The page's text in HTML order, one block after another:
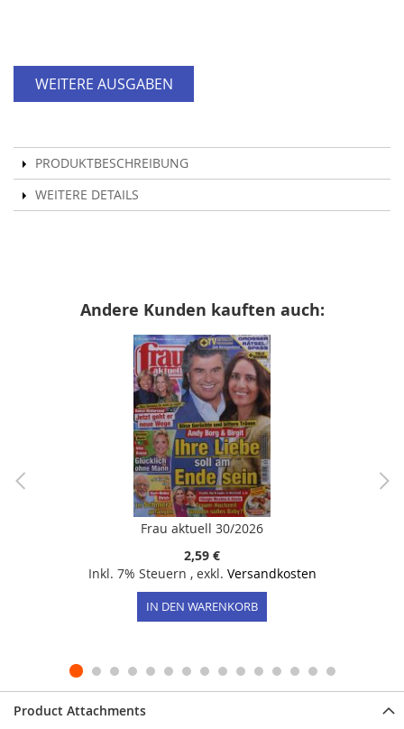
WEITERE AUSGABEN
PRODUKTBESCHREIBUNG
WEITERE DETAILS
Andere Kunden kauften auch:
Frau aktuell 30/2026
2,59 €
Inkl. 7% Steuern , exkl. Versandkosten
IN DEN WARENKORB
Product Attachments